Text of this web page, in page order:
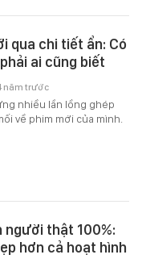
qua chi tiết ẩn: Có
ai cũng biết
nhiều lần lồng ghép
về phim mới của mình.
năm trước
người thật 100%:
hơn cả hoạt hình